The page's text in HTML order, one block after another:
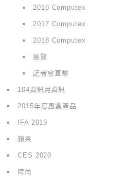
2016 Computex
2017 Computex
2018 Computex
展覽
記者會直擊
104資訊月資訊
2015年度風雲產品
IFA 2019
蘋果
CES 2020
時尚